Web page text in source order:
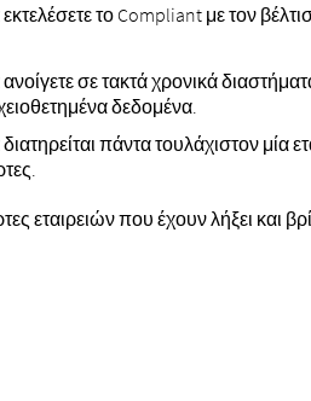
εκτελέσετε το Compliant με τον
σε τακτά χρονικά
δεδομένα.
πάντα τουλάχιστον μία
εταιρειών που έχουν λήξει και